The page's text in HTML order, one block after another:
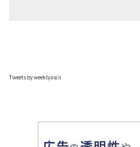
Tweets by weeklyascii